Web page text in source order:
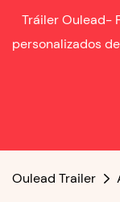
Tráiler Oulead-
personalizados
Oulead Trailer